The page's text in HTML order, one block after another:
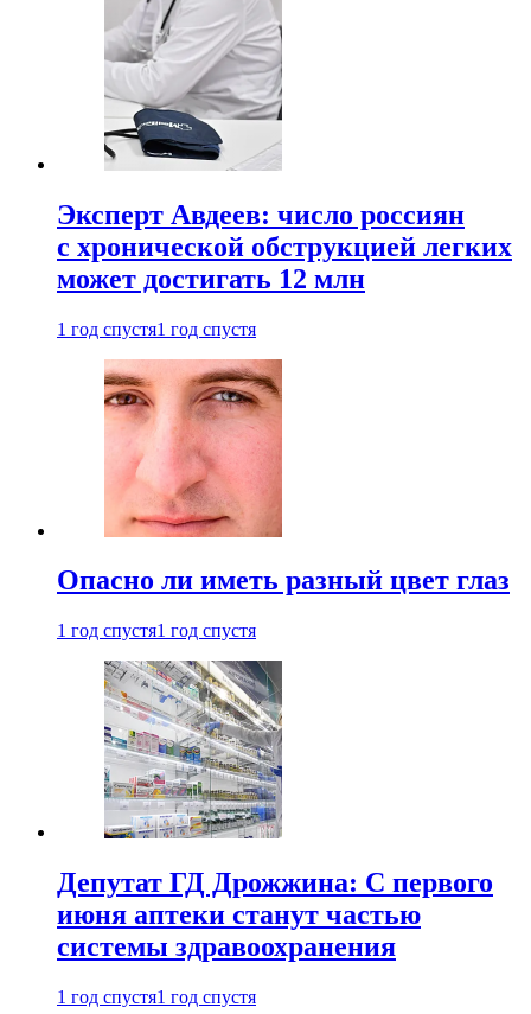
Эксперт Авдеев: число россиян
с хронической обструкцией легких
может достигать 12 млн
1 год спустя1 год спустя
Опасно ли иметь разный цвет глаз
1 год спустя1 год спустя
Депутат ГД Дрожжина: С первого
июня аптеки станут частью
системы здравоохранения
1 год спустя1 год спустя